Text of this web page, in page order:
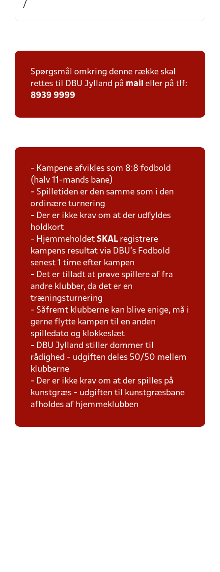
/
Spørgsmål omkring denne række skal
rettes til DBU Jylland på mail eller på tlf:
8939 9999
- Kampene afvikles som 8:8 fodbold
(halv 11-mands bane)
- Spilletiden er den samme som i den
ordinære turnering
- Der er ikke krav om at der udfyldes
holdkort
- Hjemmeholdet SKAL registrere
kampens resultat via DBU's Fodbold
senest 1 time efter kampen
- Det er tilladt at prøve spillere af fra
andre klubber, da det er en
træningsturnering
- Såfremt klubberne kan blive enige, må i
gerne flytte kampen til en anden
spilledato og klokkeslæt
- DBU Jylland stiller dommer til
rådighed - udgiften deles 50/50 mellem
klubberne
- Der er ikke krav om at der spilles på
kunstgræs - udgiften til kunstgræsbane
afholdes af hjemmeklubben